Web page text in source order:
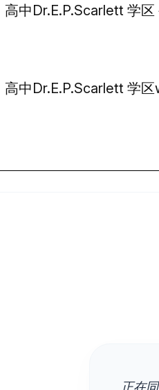
高中Dr.E.P.Scarlett 学区
高中Dr.E.P.Scarlett 学